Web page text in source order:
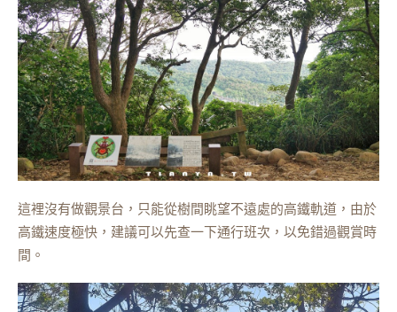
這裡沒有做觀景台，只能從樹間眺望不遠處的高鐵軌道，由於
高鐵速度極快，建議可以先查一下通行班次，以免錯過觀賞時
間。